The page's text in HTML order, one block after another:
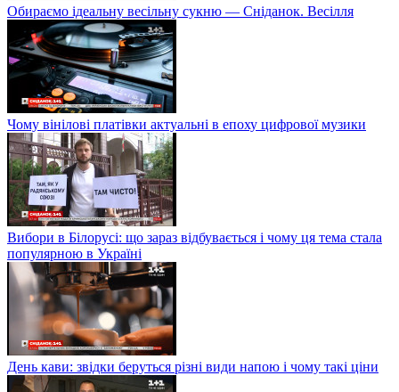
Обираємо ідеальну весільну сукню — Сніданок. Весілля
Чому вінілові платівки актуальні в епоху цифрової музики
Вибори в Білорусі: що зараз відбувається і чому ця тема стала
популярною в Україні
День кави: звідки беруться різні види напою і чому такі ціни